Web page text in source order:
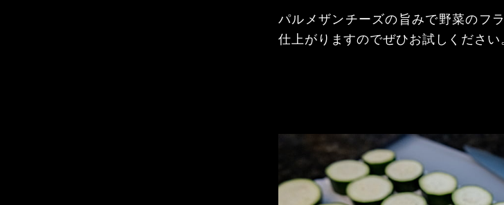
パルメザンチーズの旨みで野菜のフ
仕上がりますのでぜひお試しください